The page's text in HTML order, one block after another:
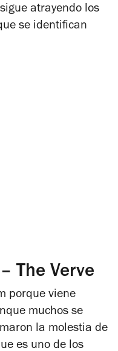
atrayendo los
se identifican
The Verve
porque viene
muchos se
la molestia de
es uno de los